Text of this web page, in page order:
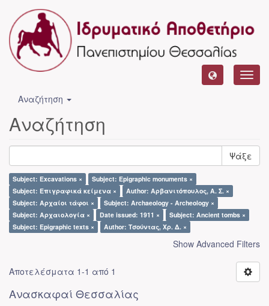
Αναζήτηση
Αναζήτηση
Ψάξε
Subject: Excavations ×
Subject: Epigraphic monuments ×
Subject: Επιγραφικά κείμενα ×
Author: Αρβανιτόπουλος, Α. Σ. ×
Subject: Αρχαίοι τάφοι ×
Subject: Archaeology - Archeology ×
Subject: Αρχαιολογία ×
Date issued: 1911 ×
Subject: Ancient tombs ×
Subject: Epigraphic texts ×
Author: Τσούντας, Χρ. Δ. ×
Show Advanced Filters
Αποτελέσματα 1-1 από 1
Ανασκαφαί Θεσσαλίας